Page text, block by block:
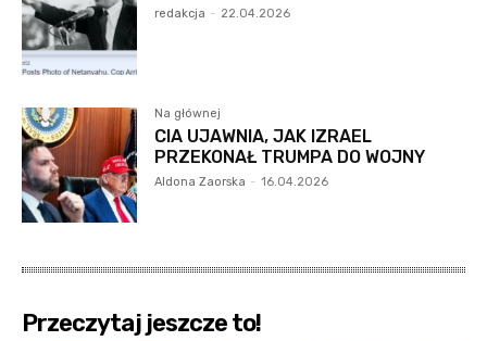
redakcja - 22.04.2026
Na głównej
CIA UJAWNIA, JAK IZRAEL
PRZEKONAŁ TRUMPA DO WOJNY
Aldona Zaorska - 16.04.2026
Przeczytaj jeszcze to!